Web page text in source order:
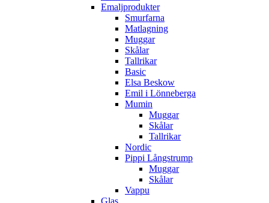
Emaljprodukter
Smurfarna
Matlagning
Muggar
Skålar
Tallrikar
Basic
Elsa Beskow
Emil i Lönneberga
Mumin
Muggar
Skålar
Tallrikar
Nordic
Pippi Långstrump
Muggar
Skålar
Vappu